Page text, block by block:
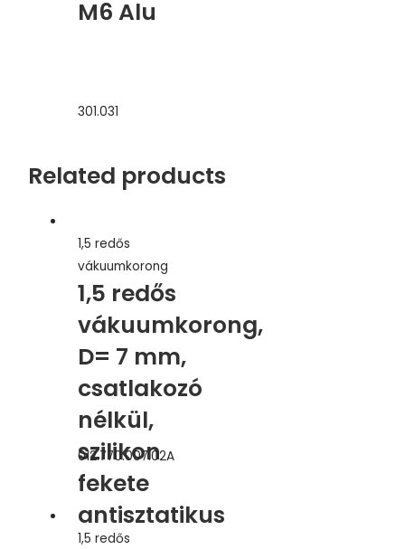
M6 Alu
301.031
Related products
1,5 redős
vákuumkorong
1,5 redős
vákuumkorong,
D= 7 mm,
csatlakozó
nélkül,
szilikon
fekete
antisztatikus
012.770.007.02A
1,5 redős